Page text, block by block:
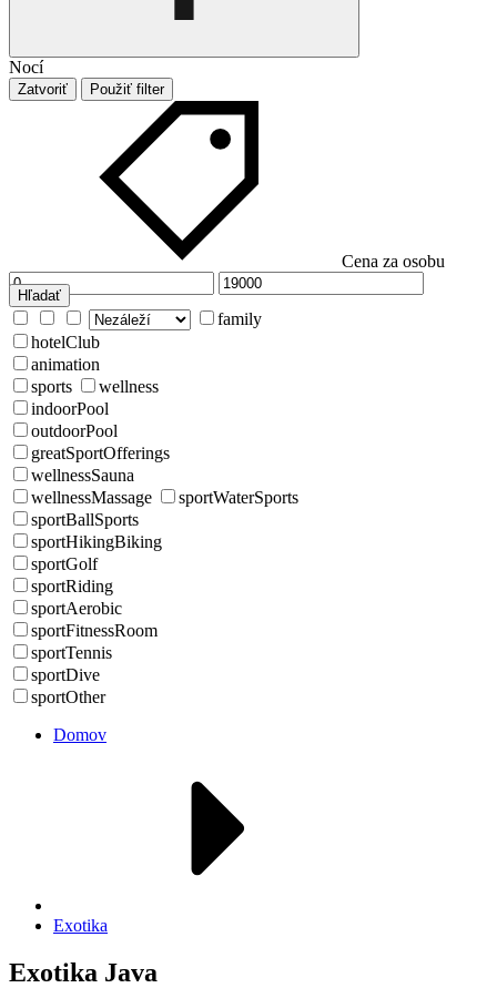
Nocí
Zatvoriť Použiť filter
Cena za osobu
Hľadať
family
hotelClub
animation
sports
wellness
indoorPool
outdoorPool
greatSportOfferings
wellnessSauna
wellnessMassage
sportWaterSports
sportBallSports
sportHikingBiking
sportGolf
sportRiding
sportAerobic
sportFitnessRoom
sportTennis
sportDive
sportOther
Domov
Exotika
Exotika Java